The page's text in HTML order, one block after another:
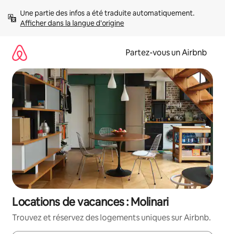
directement
Afficher dans la langue d'origine
Partez-vous un Airbnb
Locations de vacances : Molinari
Trouvez et réservez des logements uniques sur Airbnb.